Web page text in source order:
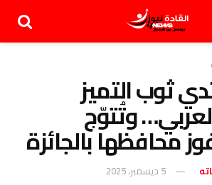
ثوب التميز
وتُتوّج
محافظها بالجائزة
5 ديسمبر، 2025